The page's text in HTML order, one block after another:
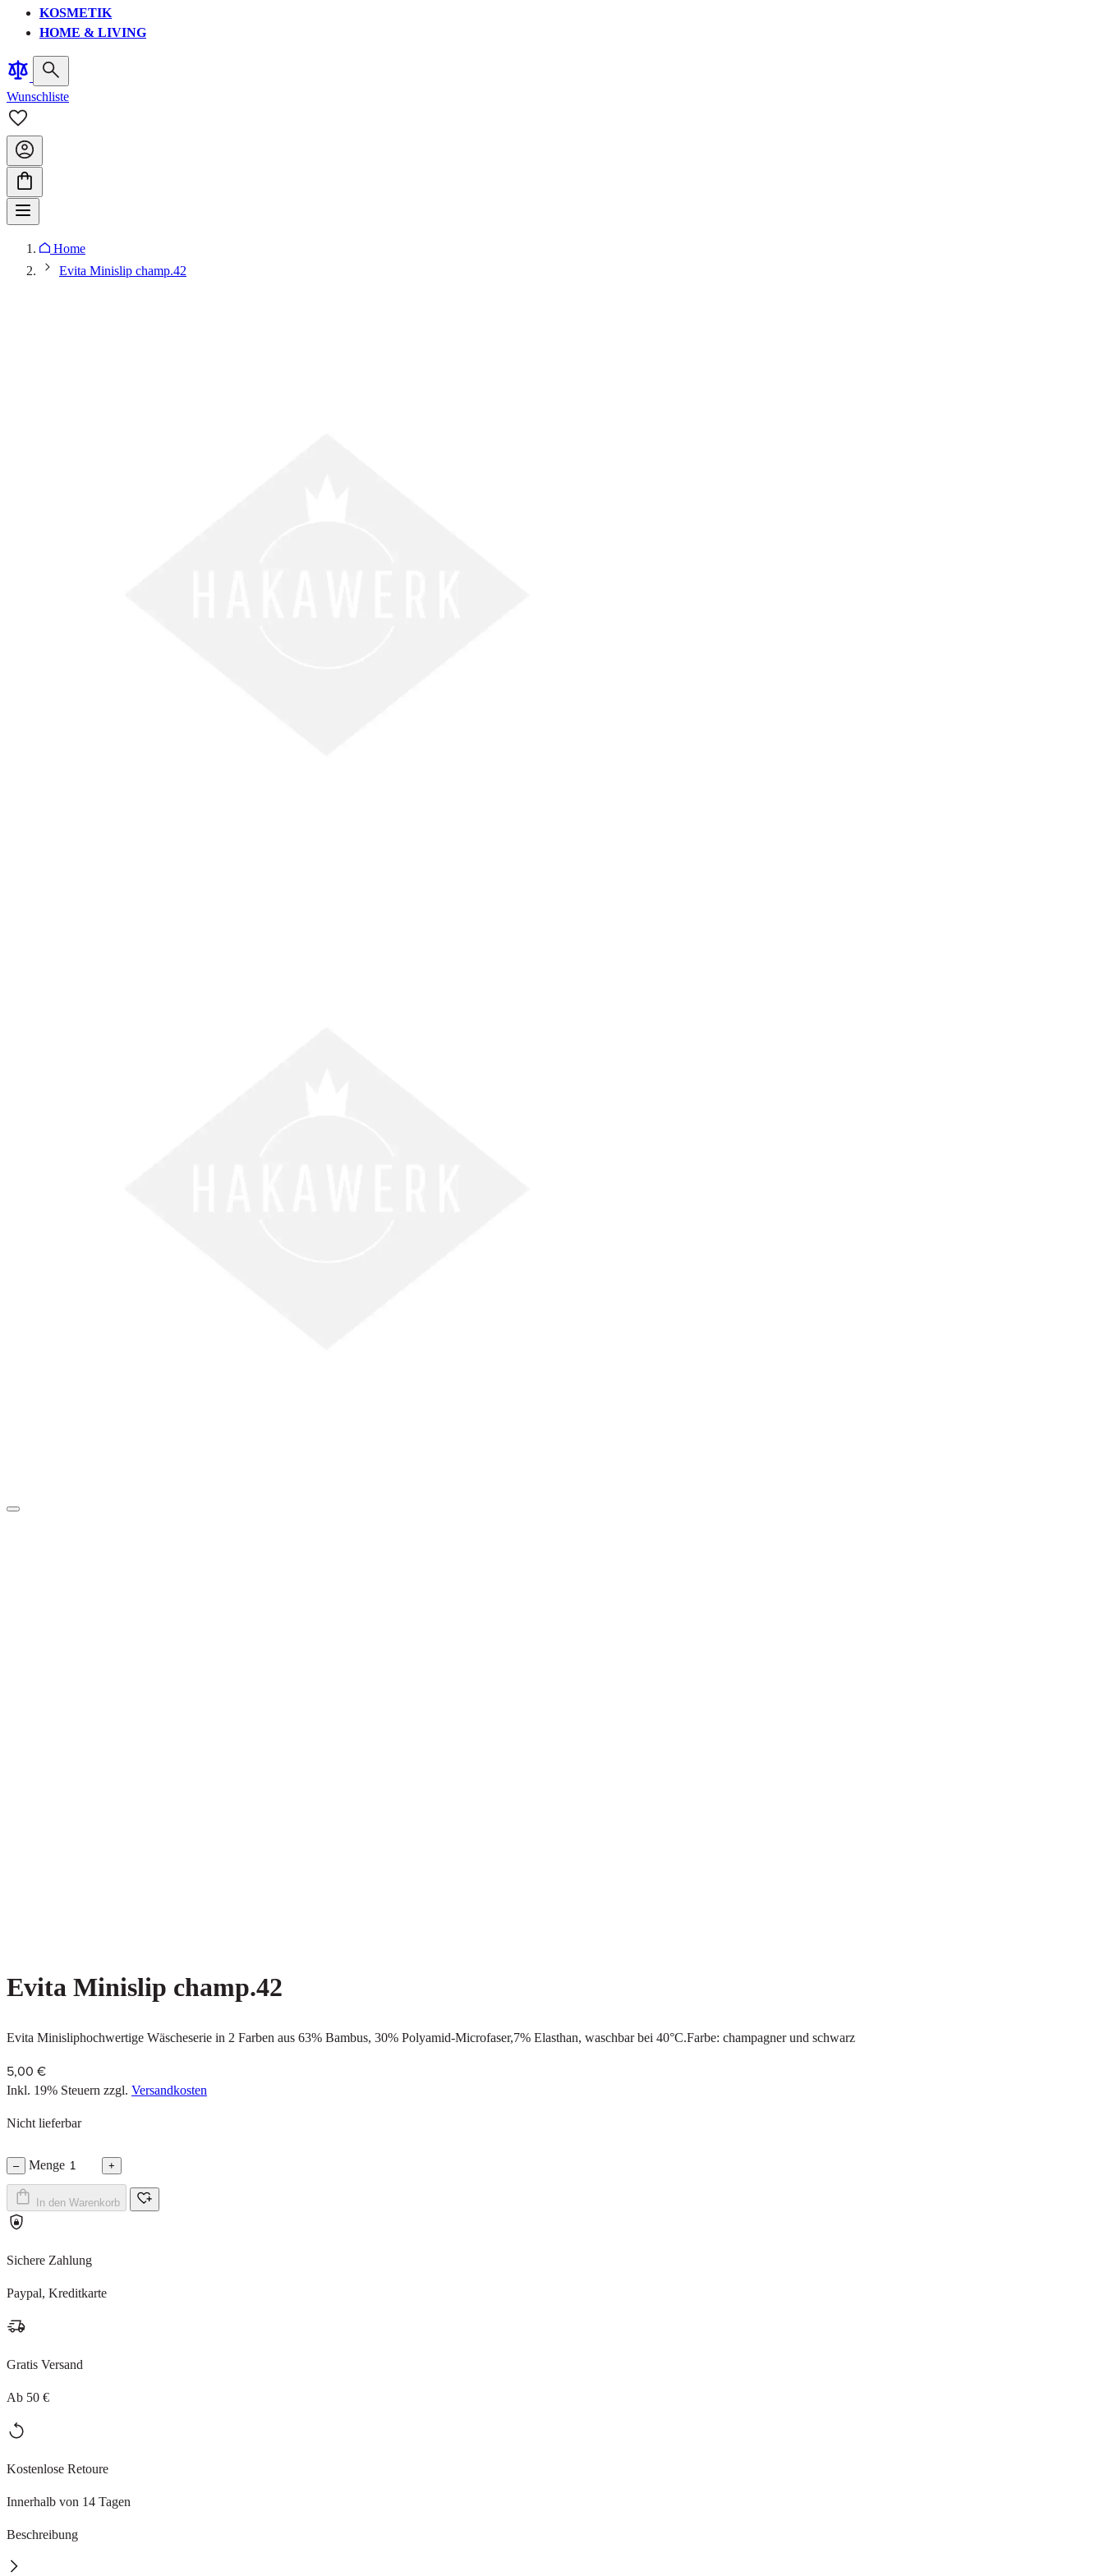
KOSMETIK
HOME & LIVING
Wunschliste
Home
Evita Minislip champ.42
Evita Minislip champ.42
Evita Minisliphochwertige Wäscheserie in 2 Farben aus 63% Bambus, 30% Polyamid-Microfaser,7% Elasthan, waschbar bei 40°C.Farbe: champagner und schwarz
5,00 €
Inkl. 19% Steuern zzgl. Versandkosten
Nicht lieferbar
– Menge +
In den Warenkorb
Sichere Zahlung
Paypal, Kreditkarte
Gratis Versand
Ab 50 €
Kostenlose Retoure
Innerhalb von 14 Tagen
Beschreibung